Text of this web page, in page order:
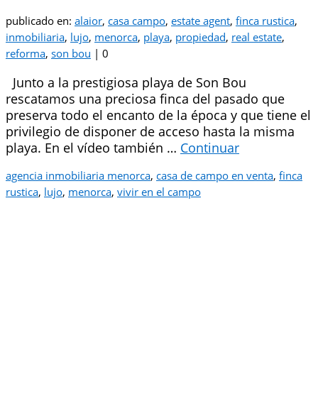
publicado en: alaior, casa campo, estate agent, finca rustica,
inmobiliaria, lujo, menorca, playa, propiedad, real estate,
reforma, son bou | 0
Junto a la prestigiosa playa de Son Bou
rescatamos una preciosa finca del pasado que
preserva todo el encanto de la época y que tiene el
privilegio de disponer de acceso hasta la misma
playa. En el vídeo también … Continuar
agencia inmobiliaria menorca, casa de campo en venta, finca
rustica, lujo, menorca, vivir en el campo